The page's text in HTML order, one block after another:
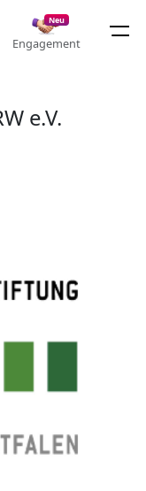
Neu
Engagement
e.V.